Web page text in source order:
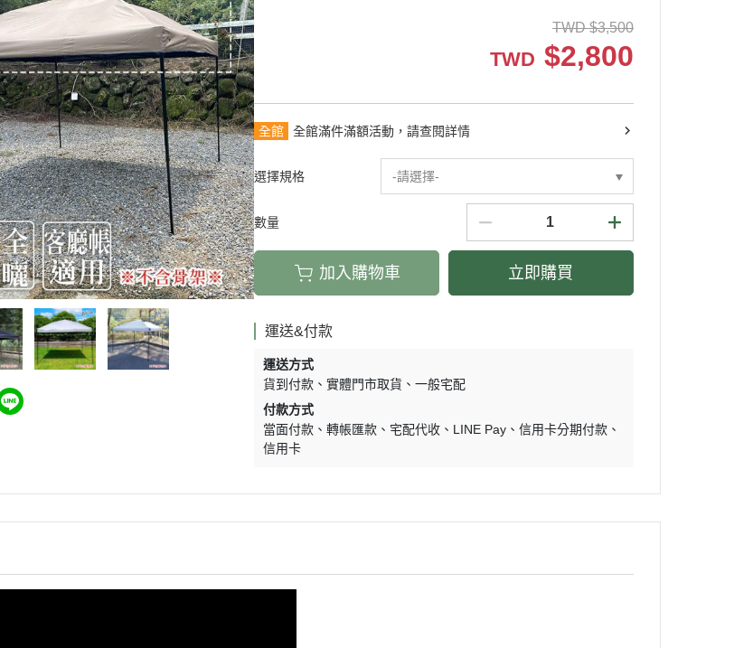
TWD $3,500
TWD $2,800
全館 全館滿件滿額活動，請查閱詳情
選擇規格 -請選擇-
數量
加入購物車 立即購買
運送&付款
運送方式
貨到付款
實體門市取貨
一般宅配
付款方式
當面付款
轉帳匯款 宅配代收 LINE Pay
信用卡分期付款
信用卡